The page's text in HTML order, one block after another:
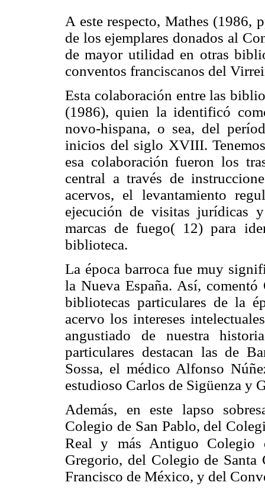
A este respecto, Mathes (1986,
de los ejemplares donados al
de mayor utilidad en otras
conventos franciscanos del
Esta colaboración entre las
(1986), quien la identificó
novo-hispana, o sea, del
inicios del siglo XVIII.
esa colaboración fueron los
central a través de
acervos, el levantamiento
ejecución de visitas jurídicas
marcas de fuego( 12) para
biblioteca.
La época barroca fue muy
la Nueva España. Así,
bibliotecas particulares de la
acervo los intereses
angustiado de nuestra
particulares destacan las de
Sossa, el médico Alfonso
estudioso Carlos de Sigüenza y
Además, en este lapso
Colegio de San Pablo, del
Real y más Antiguo Colegio
Gregorio, del Colegio de
Francisco de México, y del